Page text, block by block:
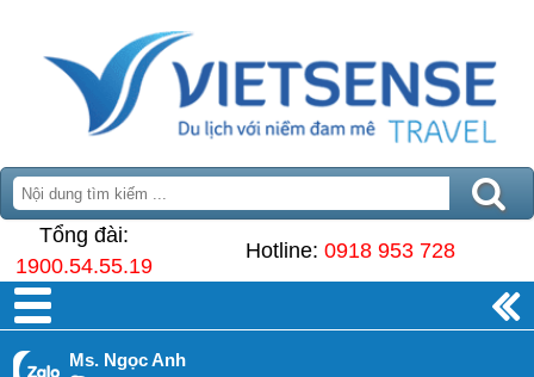
Tổng đài:
1900.54.55.19
Hotline: 0918 953 728
Ms. Ngọc Anh